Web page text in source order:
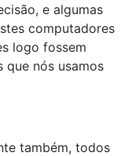
e algumas
computadores
logo fossem
nós usamos
também, todos